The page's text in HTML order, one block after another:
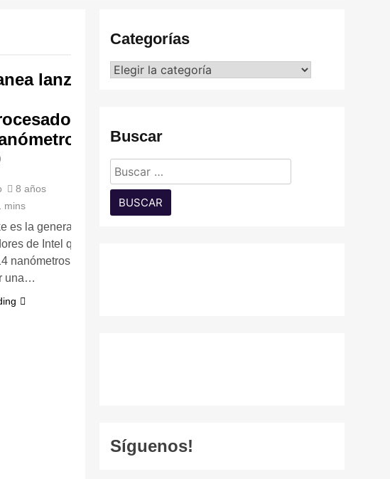
lanzar
8 años
mins
es la generación
de Intel que
nanómetros a 10
una…
Categorías
Categorías
Buscar
Buscar:
Síguenos!